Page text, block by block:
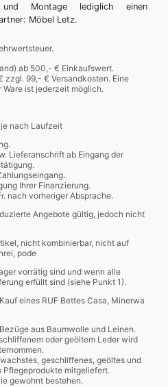
und Montage lediglich einen
Möbel Letz.
ab 500,- € Einkaufswert.
zzgl. 99,- € Versandkosten. Eine
ist jederzeit möglich.
nach Laufzeit
Lieferanschrift ab Eingang der
Ihrer Finanzierung.
nach vorheriger Absprache.
Angebote gültig, jedoch nicht
nicht kombinierbar, nicht auf
pode
vorrätig sind und wenn alle
erfüllt sind (siehe Punkt 1).
eines RUF Bettes Casa, Minerwa
aus Baumwolle und Leinen.
oder geöltem Leder wird
geschliffenes, geöltes und
Pflegeprodukte mitgeliefert.
gewohnt bestehen.